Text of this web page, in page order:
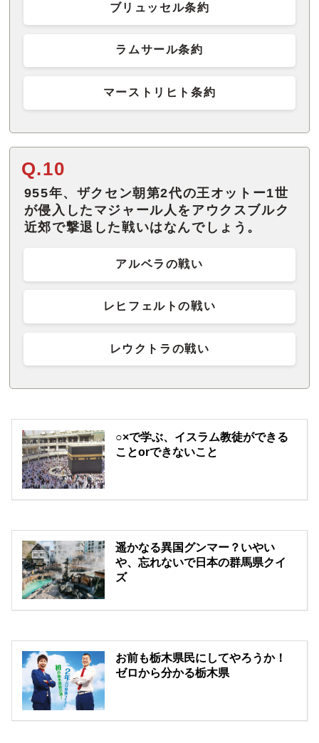
ブリュッセル条約
ラムサール条約
マーストリヒト条約
Q.10
955年、ザクセン朝第2代の王オットー1世
が侵入したマジャール人をアウクスブルク
近郊で撃退した戦いはなんでしょう。
アルベラの戦い
レヒフェルトの戦い
レウクトラの戦い
○×で学ぶ、イスラム教徒ができる
ことorできないこと
遥かなる異国グンマー？いやい
や、忘れないで日本の群馬県クイ
ズ
お前も栃木県民にしてやろうか！
ゼロから分かる栃木県